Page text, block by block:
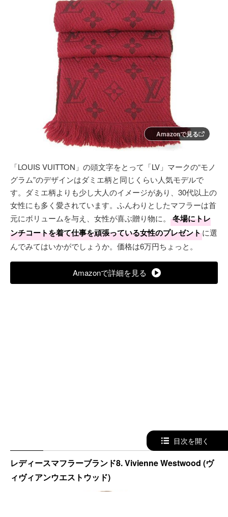
Amazonで見る
「LOUIS VUITTON」の頭文字をとって「LV」マークの“モノ
グラム”のデザインはダミエ柄と同じくらい人気モデルで
す。ダミエ柄よりも少し大人のイメージがあり、30代以上の
女性にも多く愛されています。ふんわりとしたマフラーは首
元にボリュームを与え、女性が喜ぶ贈り物に。
冬場にトレ
ンチコートを着て仕事を頑張っている女性のプレゼントに選
んでみてはいかがでしょうか。価格は6万円ちょっと。
Amazonで詳細を見る
レディースマフラーブランド8. Vivienne Westwood (ヴ
ィヴィアンウエストウッド)
目次を開く